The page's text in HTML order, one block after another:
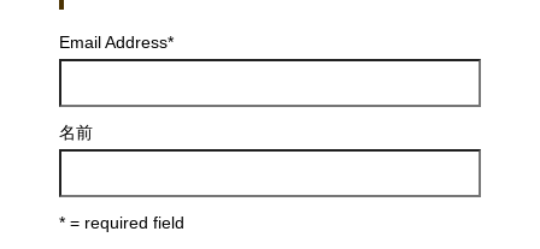
Email Address*
名前
* = required field